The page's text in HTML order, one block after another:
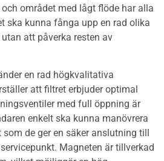
området med lågt flöde har alla
ska kunna fånga upp en rad olika
att påverka resten av
en rad högkvalitativa
att filtret erbjuder optimal
med full öppning är
enkelt ska kunna manövrera
de ger en säker anslutning till
Magneten är tillverkad